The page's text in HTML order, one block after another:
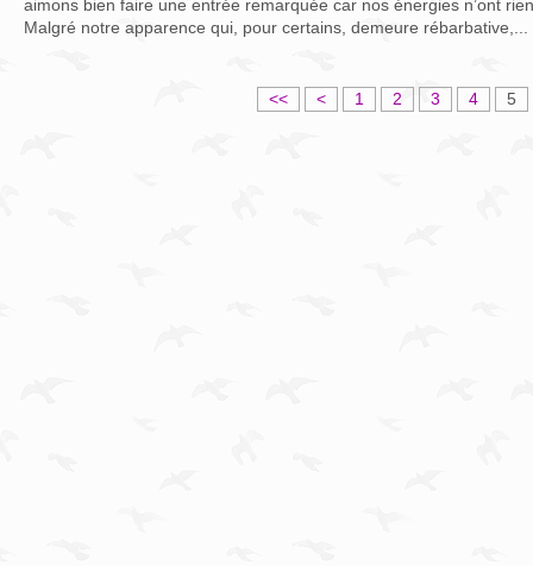
aimons bien faire une entrée remarquée car nos énergies n’ont
Malgré notre apparence qui, pour certains, demeure rébarbative,...
<< < 1 2 3 4 5